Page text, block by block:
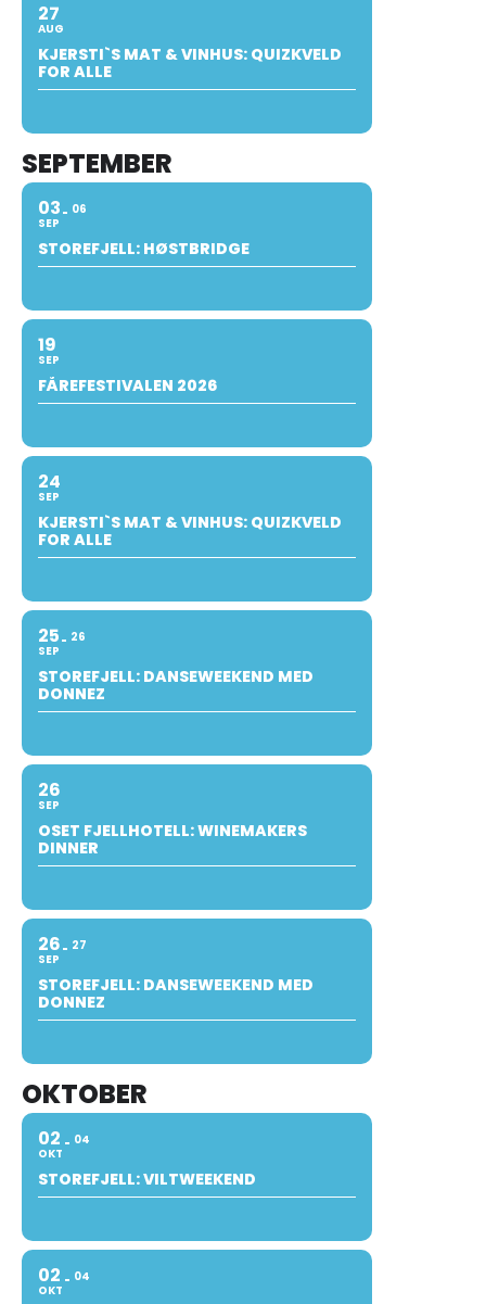
27
AUG
KJERSTI`S MAT & VINHUS: QUIZKVELD
FOR ALLE
SEPTEMBER
03
SEP
06
STOREFJELL: HØSTBRIDGE
19
SEP
FÅREFESTIVALEN 2026
24
SEP
KJERSTI`S MAT & VINHUS: QUIZKVELD
FOR ALLE
25
SEP
26
STOREFJELL: DANSEWEEKEND MED
DONNEZ
26
SEP
OSET FJELLHOTELL: WINEMAKERS
DINNER
26
SEP
27
STOREFJELL: DANSEWEEKEND MED
DONNEZ
OKTOBER
02
OKT
04
STOREFJELL: VILTWEEKEND
02
OKT
04